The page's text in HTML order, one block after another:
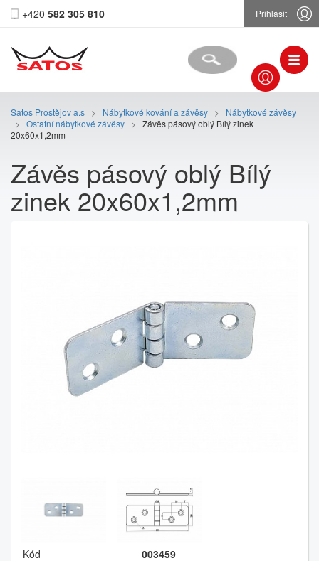
+420 582 305 810 Přihlásit
Satos Prostějov a.s > Nábytkové kování a závěsy >
Nábytkové závěsy
>
Ostatní nábytkové závěsy >
Závěs pásový oblý Bílý zinek
20x60x1,2mm
Závěs pásový oblý Bílý
zinek 20x60x1,2mm
Kód
003459